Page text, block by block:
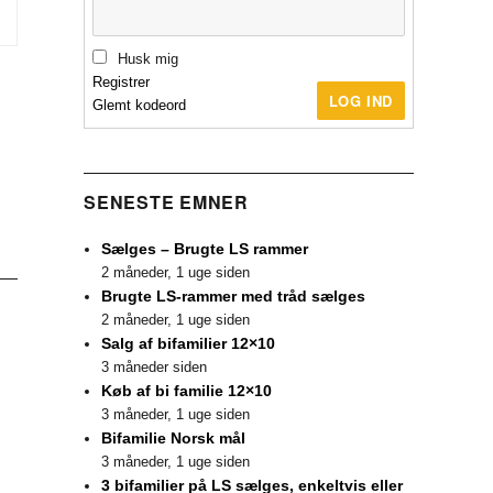
Husk mig
LOG IND
Registrer
Glemt kodeord
SENESTE EMNER
Sælges – Brugte LS rammer
2 måneder, 1 uge siden
Brugte LS-rammer med tråd sælges
2 måneder, 1 uge siden
Salg af bifamilier 12×10
3 måneder siden
Køb af bi familie 12×10
3 måneder, 1 uge siden
Bifamilie Norsk mål
3 måneder, 1 uge siden
3 bifamilier på LS sælges, enkeltvis eller